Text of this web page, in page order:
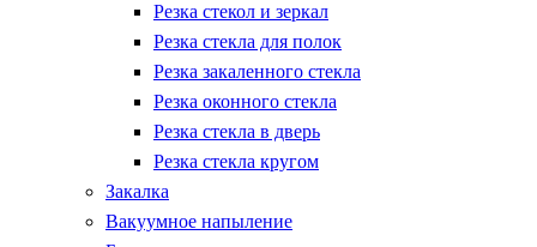
Резка стекол и зеркал
Резка стекла для полок
Резка закаленного стекла
Резка оконного стекла
Резка стекла в дверь
Резка стекла кругом
Закалка
Вакуумное напыление